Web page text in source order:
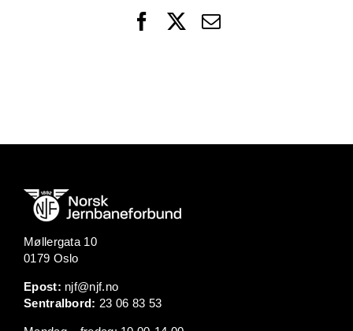
FacebookEmail
Møllergata 10
0179 Oslo
Epost: njf@njf.no
Sentralbord: 23 06 83 53